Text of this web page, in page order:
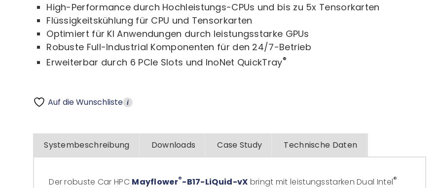
High-Performance durch Hochleistungs-CPUs und bis zu 5x Tensorkarten
Flüssigkeitskühlung für CPU und Tensorkarten
Optimiert für KI Anwendungen durch leistungsstarke GPUs
Robuste Full-Industrial Komponenten für den 24/7-Betrieb
Erweiterbar durch 6 PCIe Slots und InoNet QuickTray®
Auf die Wunschliste i
Systembeschreibung Downloads Case Study Technische Daten
Der robuste Car HPC Mayflower®-B17-LiQuid-vX bringt mit leistungsstarken Dual Intel®